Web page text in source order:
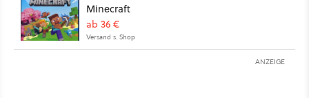
Minecraft
ab 36 €
Versand s. Shop
ANZEIGE